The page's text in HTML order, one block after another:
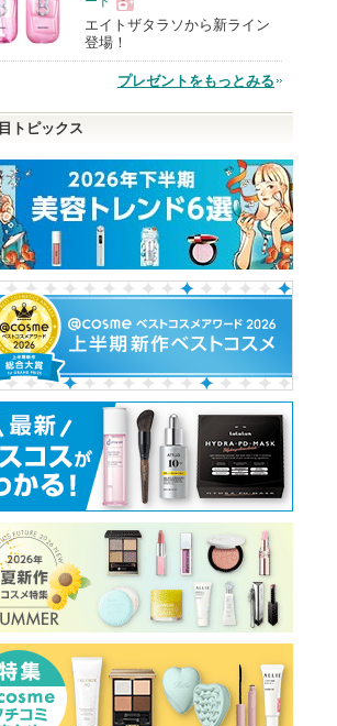
ート トー
ピン
スキンモデリングアイズ
ショッピン
グサイトへ
ディオール フ
ー フルイド ス
ディオール
のお知らせがあ
ります ショッ
現
品
エイトザタラソから新ライン
登場！
プレゼントをもっとみる
トピックス